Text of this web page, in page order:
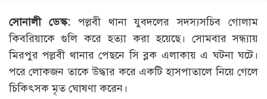
সোনালী ডেস্ক:পল্লবী থানা যুবদলের সদস্যসচিব গোলাম
কিবরিয়াকে গুলি করে হত্যা করা হয়েছে। সোমবার সন্ধ্যায়
মিরপুর পল্লবী থানার পেছনে সি ব্লক এলাকায় এ ঘটনা ঘটে।
পরে লোকজন তাকে উদ্ধার করে একটি হাসপাতালে নিয়ে গেলে
চিকিৎসক মৃত ঘোষণা করেন।